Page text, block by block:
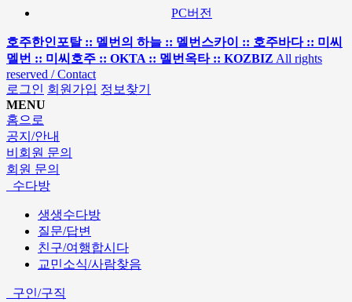
PC버전
호주한인포탈 :: 멜번의 하늘 :: 멜번스카이 :: 호주바다 :: 미씨
멜번 :: 미씨호주 :: OKTA :: 멜번옥타 :: KOZBIZ All rights
reserved / Contact
로그인 회원가입 정보찾기
MENU
홈으로
공지/안내
비회원 문의
회원 문의
수다방
생생수다방
질문/답변
친구/여행합시다
교민소식/사람찾음
구인/구직